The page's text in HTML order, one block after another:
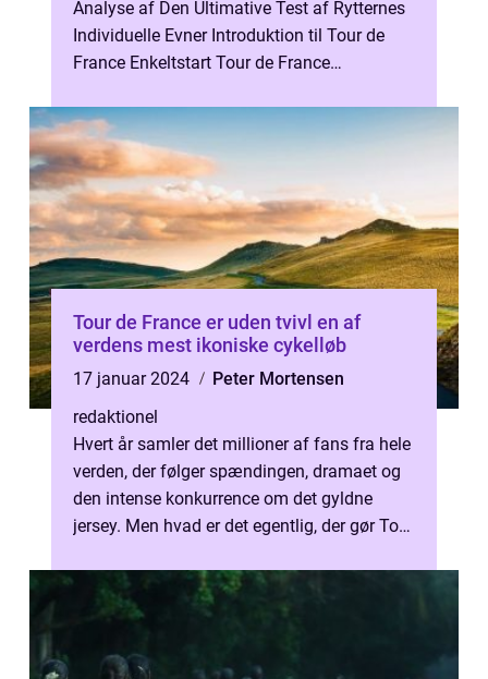
Analyse af Den Ultimative Test af Rytternes
Individuelle Evner Introduktion til Tour de
France Enkeltstart Tour de France
Tour de France er uden tvivl en af
verdens mest ikoniske cykelløb
17 januar 2024
Peter Mortensen
redaktionel
Hvert år samler det millioner af fans fra hele
verden, der følger spændingen, dramaet og
den intense konkurrence om det gyldne
jersey. Men hvad er det egentlig, der gør Tour